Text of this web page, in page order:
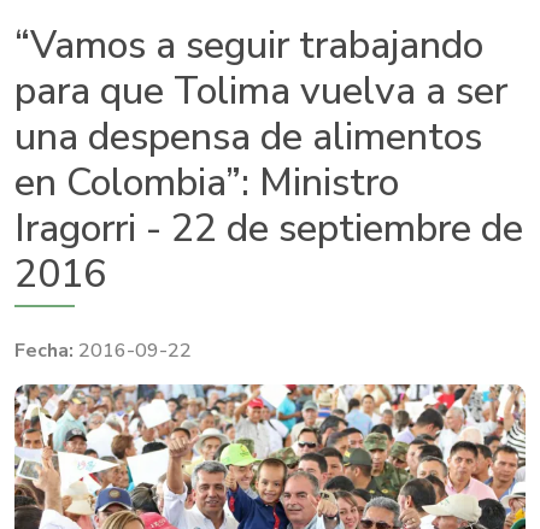
“Vamos a seguir trabajando
para que Tolima vuelva a ser
una despensa de alimentos
en Colombia”: Ministro
Iragorri - 22 de septiembre de
2016
2016-09-22